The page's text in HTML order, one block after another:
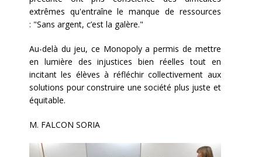
extrêmes qu'entraîne le manque de ressources
: "Sans argent, c’est la galère."
Au-delà du jeu, ce Monopoly a permis de mettre
en lumière des injustices bien réelles tout en
incitant les élèves à réfléchir collectivement aux
solutions pour construire une société plus juste et
équitable.
M. FALCON SORIA